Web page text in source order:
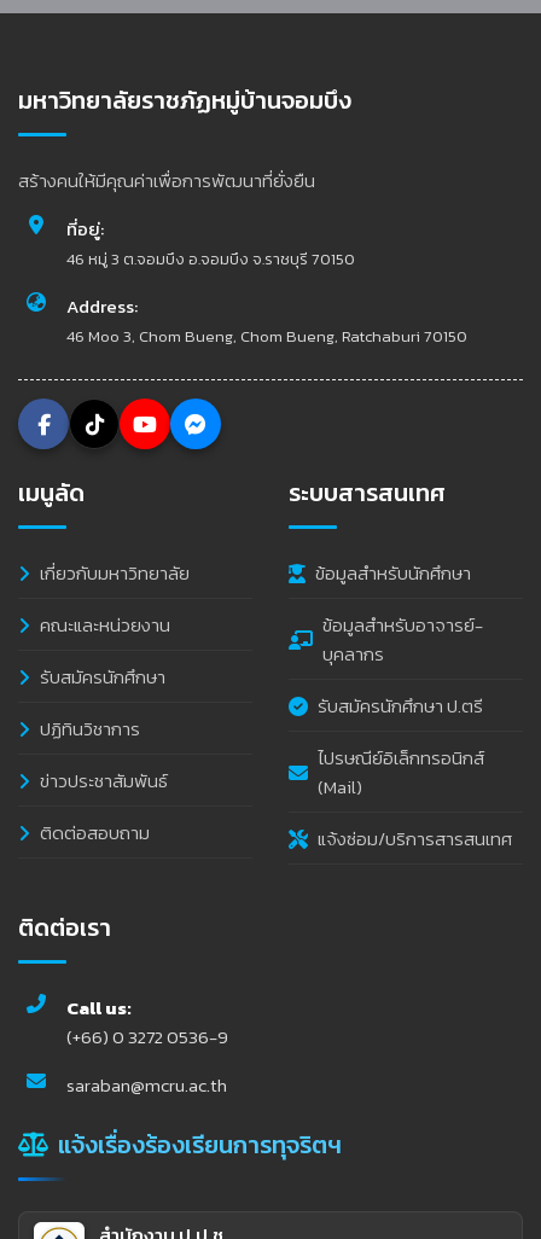
มหาวิทยาลัยราชภัฏหมู่บ้านจอมบึง
สร้างคนให้มีคุณค่าเพื่อการพัฒนาที่ยั่งยืน
ที่อยู่:
46 หมู่ 3 ต.จอมบึง อ.จอมบึง จ.ราชบุรี 70150
Address:
46 Moo 3, Chom Bueng, Chom Bueng, Ratchaburi 70150
เมนูลัด
เกี่ยวกับมหาวิทยาลัย
คณะและหน่วยงาน
รับสมัครนักศึกษา
ปฏิทินวิชาการ
ข่าวประชาสัมพันธ์
ติดต่อสอบถาม
ระบบสารสนเทศ
ข้อมูลสำหรับนักศึกษา
ข้อมูลสำหรับอาจารย์-
บุคลากร
รับสมัครนักศึกษา ป.ตรี
ไปรษณีย์อิเล็กทรอนิกส์
(Mail)
แจ้งซ่อม/บริการสารสนเทศ
ติดต่อเรา
Call us:
(+66) 0 3272 0536-9
saraban@mcru.ac.th
แจ้งเรื่องร้องเรียนการทุจริตฯ